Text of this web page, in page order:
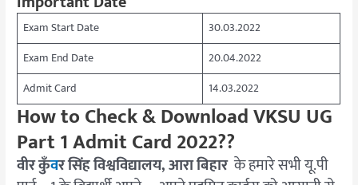
Exam Start Date
30.03.2022
Exam End Date
20.04.2022
Admit Card
14.03.2022
How to Check & Download VKSU UG
Part 1 Admit Card 2022??
वीर कुँवर सिंह विश्वविद्यालय, आरा बिहारके हमारे सभी यू.पी